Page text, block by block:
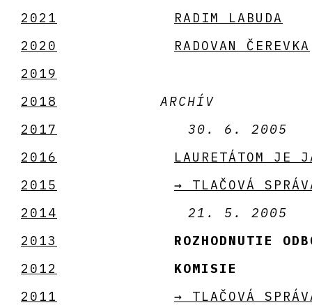
2021
2020
2019
2018
2017
2016
2015
2014
2013
2012
2011
RADIM LABUDA
RADOVAN ČEREVKA
ARCHÍV
30. 6. 2005
LAURETÁTOM JE
→ TLAČOVÁ
21. 5. 2005
ROZHODNUTIE
KOMISIE
→ TLAČOVÁ